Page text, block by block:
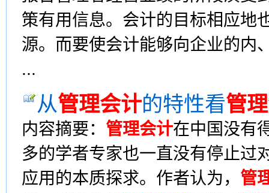
策有用信息。会计的目标相应地
源。而要使会计能够向企业的内
...
从管理会计的特性看管
内容摘要： 管理会计在中国没有
多的学者专家也一直没有停止过
应用的本质探求。作者认为， 管